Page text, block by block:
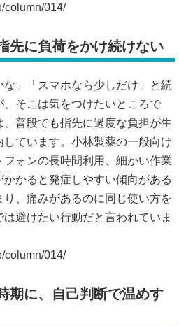
column/014/
先に負荷をかけ続けない
な」「スマホなら少しだけ」と続
そこは気をつけたいところで
普段でも指先に過度な負担が生
しています。小林製薬の一般向け
ォンの長時間利用、細かい作業
かると発症しやすい傾向がある
、痛みがあるのに同じ使い方を
避けたい行動だと言われていま
column/014/
期に、自己判断で温めす